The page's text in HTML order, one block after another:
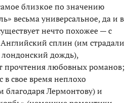
близкое по значению
весьма универсальное, да и в
нечто похожее — с
сплин (им страдали
дождь),
прочтения любовных романов;
в свое время неплохо
Лермонтову) и